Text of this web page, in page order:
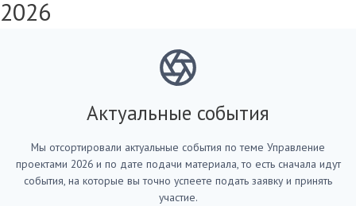
2026
Актуальные события
Мы отсортировали актуальные события по теме Управление
проектами 2026 и по дате подачи материала, то есть сначала идут
события, на которые вы точно успеете подать заявку и принять
участие.